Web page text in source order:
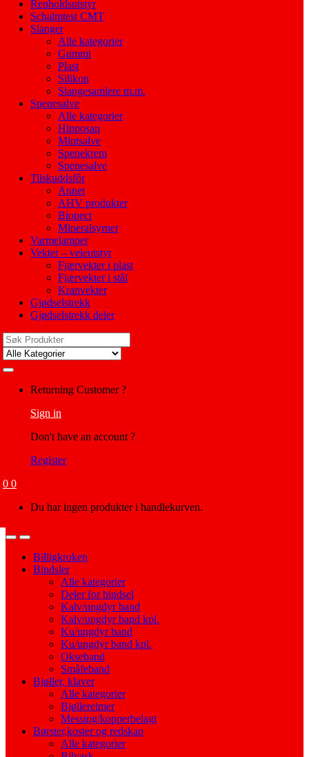
Renholdsutstyr
Schalmtest CMT
Slanger
Alle kategorier
Gummi
Plast
Silikon
Slangesamlere m.m.
Spenesalve
Alle kategorier
Hipposan
Mintsalve
Spenekrem
Spenesalve
Tilskuddsfôr
Annet
AHV produkter
Biopect
Mineralsyrner
Varmelamper
Vekter – veieutstyr
Fjærvekter i plast
Fjærvekter i stål
Kranvekter
Gjødselstrekk
Gjødselstrekk deler
Search
for:
Returning Customer ?
Sign in
Don't have an account ?
Register
0 0
Du har ingen produkter i handlekurven.
OpenClose
Billigkroken
Bindsler
Alle kategorier
Deler for bindsel
Kalv/ungdyr band
Kalv/ungdyr band kpl.
Ku/ungdyr band
Ku/ungdyr band kpl.
Okseband
Småfeband
Bjøller, klaver
Alle kategorier
Bjøllereimer
Messing/kopperbelagt
Børster,koster og redskap
Alle kategorier